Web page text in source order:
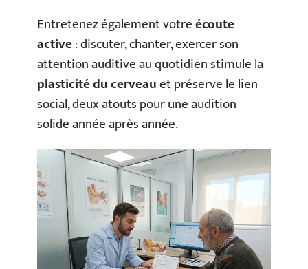
Entretenez également votreécoute
active: discuter, chanter, exercer son
attention auditive au quotidien stimule la
plasticité du cerveauet préserve le lien
social, deux atouts pour une audition
solide année après année.